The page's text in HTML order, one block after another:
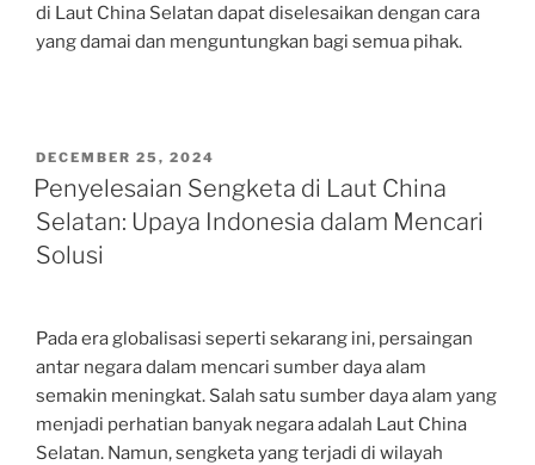
di Laut China Selatan dapat diselesaikan dengan cara
yang damai dan menguntungkan bagi semua pihak.
POSTED
ON
DECEMBER 25, 2024
Penyelesaian Sengketa di Laut China
Selatan: Upaya Indonesia dalam Mencari
Solusi
Pada era globalisasi seperti sekarang ini, persaingan
antar negara dalam mencari sumber daya alam
semakin meningkat. Salah satu sumber daya alam yang
menjadi perhatian banyak negara adalah Laut China
Selatan. Namun, sengketa yang terjadi di wilayah